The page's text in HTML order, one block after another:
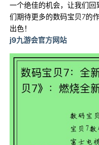
一个绝佳的机会，让我们
们期待更多的数码宝贝7的
出色！
j9九游会官方网站